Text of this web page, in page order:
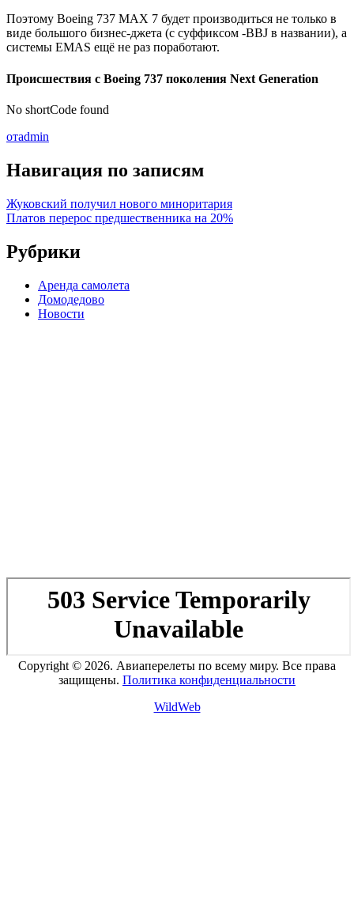
Поэтому Boeing 737 MAX 7 будет производиться не только в
виде большого бизнес-джета (с суффиксом -BBJ в названии), а
системы EMAS ещё не раз поработают.
Происшествия с Boeing 737 поколения Next Generation
No shortCode found
отadmin
Навигация по записям
Жуковский получил нового миноритария
Платов перерос предшественника на 20%
Рубрики
Аренда самолета
Домодедово
Новости
Copyright © 2026. Авиаперелеты по всему миру. Все права
защищены. Политика конфиденциальности
WildWeb